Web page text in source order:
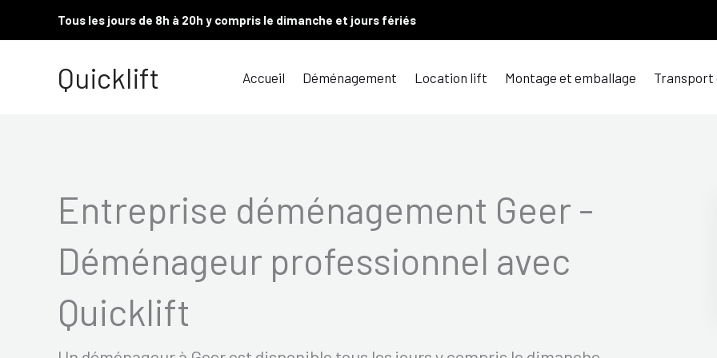
au
Tous les jours de 8h à 20h y compris le dimanche et jours fériés
Quicklift Accueil Déménagement Location lift Montage et emballage Transport
Entreprise déménagement Geer -
Déménageur professionnel avec
Quicklift